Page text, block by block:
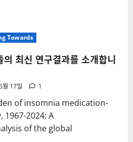
Towards
의 최신 연구결과를 소개합니
17일 1
of insomnia medication-
1967-2024: A
of the global